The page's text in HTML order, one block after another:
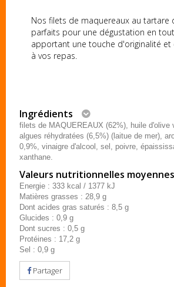
Nos filets de maquereaux au tartare
parfaits pour une dégustation en
apportant une touche d'originalité
à vos repas.
Ingrédients
filets de MAQUEREAUX (62%), huile d'olive
algues réhydratées (6,5%) (laitue de mer),
0,9%, vinaigre d'alcool, sel, poivre,
xanthane.
Valeurs nutritionnelles
Energie : 333 kcal / 1377 kJ
Matières grasses : 28,9 g
Dont acides gras saturés : 8,5 g
Glucides : 0,9 g
Dont sucres : 0,5 g
Protéines : 17,2 g
Sel : 0,9 g
Partager